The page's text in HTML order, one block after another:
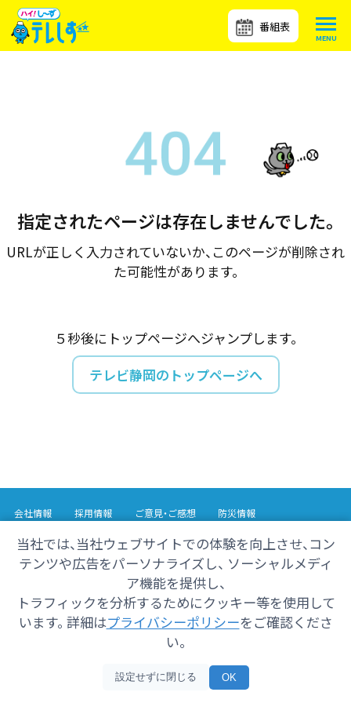
番組表
当社では、当社ウェブサイトでの体験を向上させ、コン
テンツや広告をパーソナライズし、 ソーシャルメディ
ア機能を提供し、
トラフィックを分析するためにクッキー等を使用して
います。 詳細はプライバシーポリシーをご確認くださ
い。
設定せずに閉じる OK
指定されたページは存在しませんでした。
URLが正しく入力されていないか、このページが削除され
た可能性があります。
５秒後にトップページへジャンプします。
テレビ静岡のトップページへ
会社情報 採用情報 ご意見・ご感想
防災情報
Copyright© 2025 SHIZUOKA TELECASTING Co.,Ltd.
All Rights Reserved.